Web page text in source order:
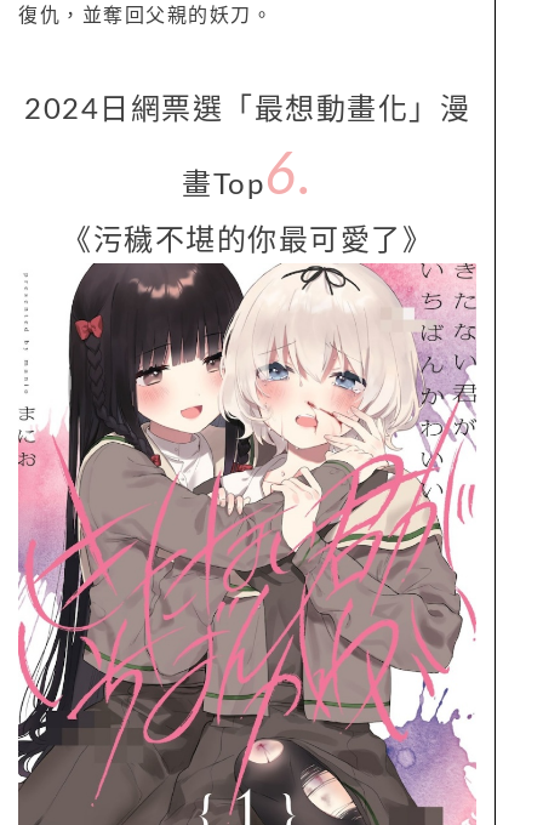
復仇，並奪回父親的妖刀。
2024日網票選「最想動畫化」漫
畫Top6.
《污穢不堪的你最可愛了》